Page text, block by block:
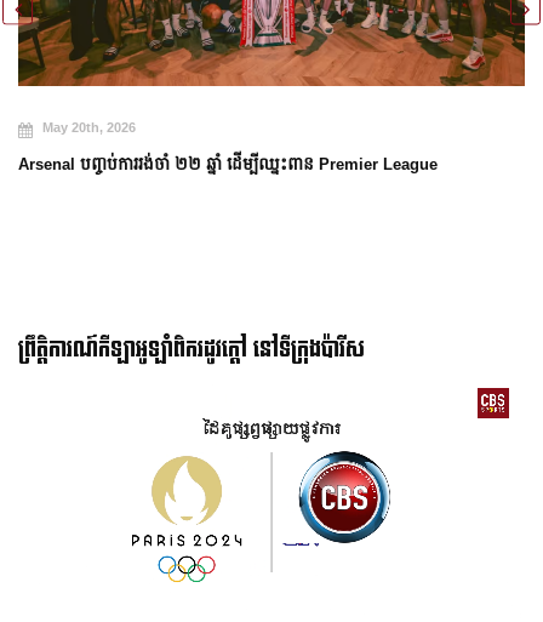
May 20th, 2026
Arsenal បញ្ចប់ការរង់ចាំ ២២ ឆ្នាំ ដើម្បីឈ្នះពាន Premier League
ព្រឹត្តិការណ៍កីឡាអូឡាំពិករដូវក្ដៅ នៅទីក្រុងប៉ារីស